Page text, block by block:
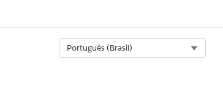
NOTA
Português (Brasil)